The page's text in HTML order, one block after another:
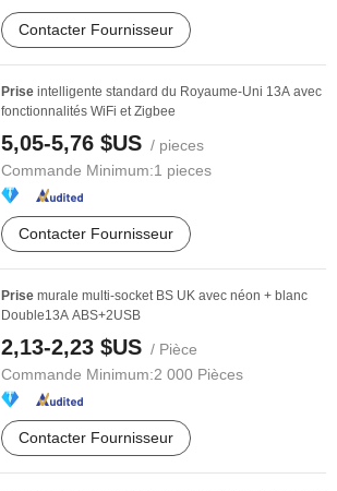
Contacter Fournisseur
Prise intelligente standard du Royaume-Uni 13A avec
fonctionnalités WiFi et Zigbee
5,05-5,76 $US / pieces
Commande Minimum:1 pieces
Contacter Fournisseur
Prise murale multi-socket BS UK avec néon + blanc
Double13A ABS+2USB
2,13-2,23 $US / Pièce
Commande Minimum:2 000 Pièces
Contacter Fournisseur